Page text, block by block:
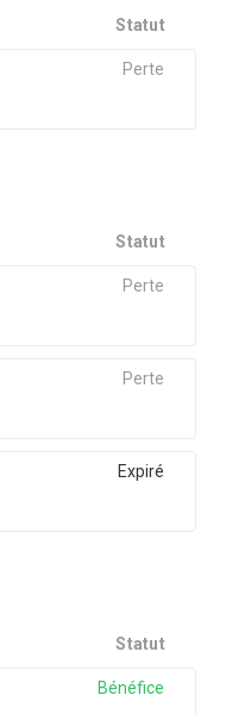
Statut
Perte
Statut
Perte
Perte
Expiré
Statut
Bénéfice